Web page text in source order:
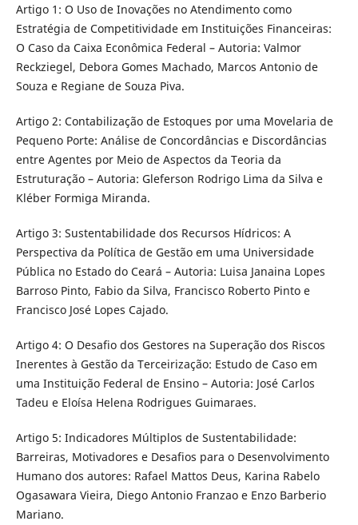
Artigo 1: O Uso de Inovações no Atendimento como
Estratégia de Competitividade em Instituições Financeiras:
O Caso da Caixa Econômica Federal – Autoria: Valmor
Reckziegel, Debora Gomes Machado, Marcos Antonio de
Souza e Regiane de Souza Piva.
Artigo 2: Contabilização de Estoques por uma Movelaria de
Pequeno Porte: Análise de Concordâncias e Discordâncias
entre Agentes por Meio de Aspectos da Teoria da
Estruturação – Autoria: Gleferson Rodrigo Lima da Silva e
Kléber Formiga Miranda.
Artigo 3: Sustentabilidade dos Recursos Hídricos: A
Perspectiva da Política de Gestão em uma Universidade
Pública no Estado do Ceará – Autoria: Luisa Janaina Lopes
Barroso Pinto, Fabio da Silva, Francisco Roberto Pinto e
Francisco José Lopes Cajado.
Artigo 4: O Desafio dos Gestores na Superação dos Riscos
Inerentes à Gestão da Terceirização: Estudo de Caso em
uma Instituição Federal de Ensino – Autoria: José Carlos
Tadeu e Eloísa Helena Rodrigues Guimaraes.
Artigo 5: Indicadores Múltiplos de Sustentabilidade:
Barreiras, Motivadores e Desafios para o Desenvolvimento
Humano dos autores: Rafael Mattos Deus, Karina Rabelo
Ogasawara Vieira, Diego Antonio Franzao e Enzo Barberio
Mariano.